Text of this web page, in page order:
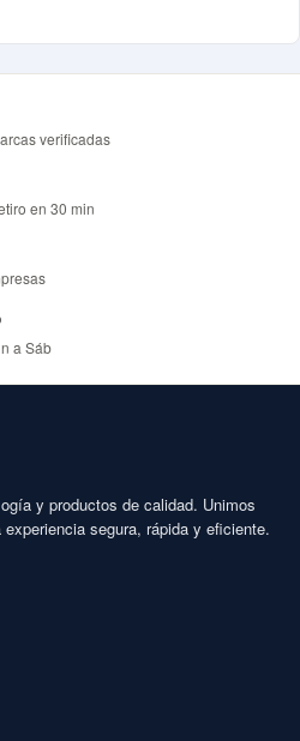
verificadas
en 30 min
a Sáb
y productos de calidad. Unimos
segura, rápida y eficiente.